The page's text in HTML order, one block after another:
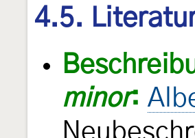
4.5.
minor: